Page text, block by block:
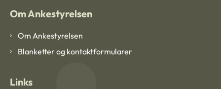
Om Ankestyrelsen
Om Ankestyrelsen
Blanketter og kontaktformularer
Links